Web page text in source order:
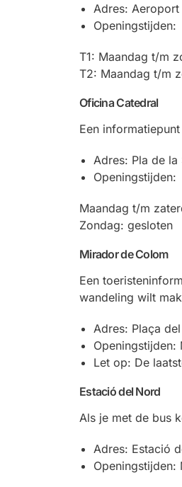
Adres:
Openingstijden:
T1: Maandag t/m
T2: Maandag t/m
Oficina Catedral
Een
Adres: Pla de la
Openingstijden:
Maandag t/m
Zondag: gesloten
Mirador de Colom
Een
wandeling wilt
Adres: Plaça
Let op: De
Estació del Nord
Als je met de bus
Adres: Estació